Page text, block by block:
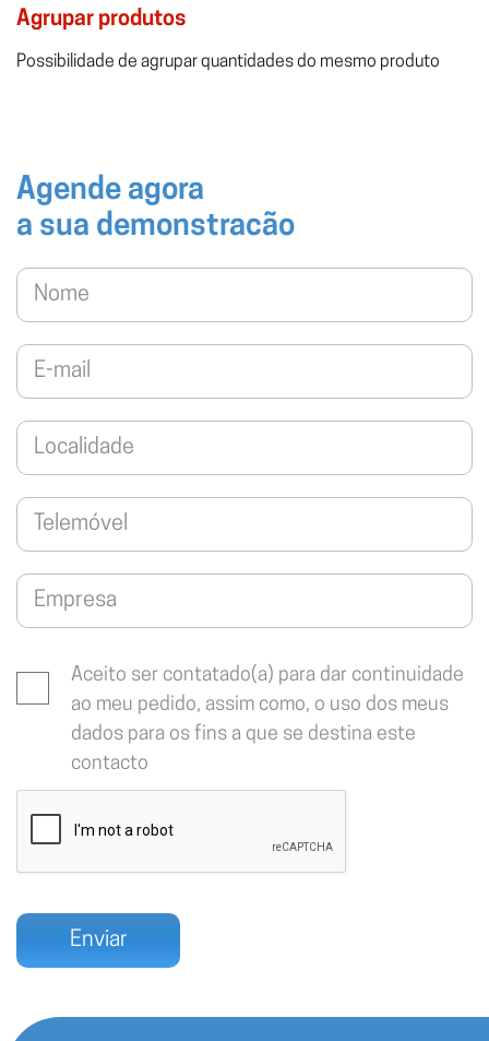
Agrupar produtos
Possibilidade de agrupar quantidades do mesmo produto
Agende agora
a sua demonstracão
Aceito ser contatado(a) para dar continuidade
ao meu pedido, assim como, o uso dos meus
dados para os fins a que se destina este
contacto
Enviar